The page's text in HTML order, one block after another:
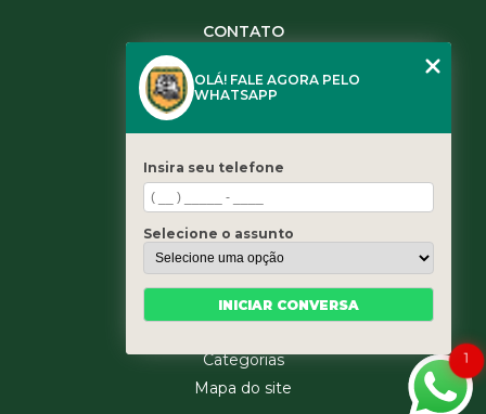
CONTATO
(11) 3461-5871
contato@leaoservicos.com.br
Home
Quem somos
Serviços
Blog
Categorias
Mapa do site
1
OLÁ! FALE AGORA PELO
WHATSAPP
Insira seu telefone
Selecione o assunto
INICIAR CONVERSA